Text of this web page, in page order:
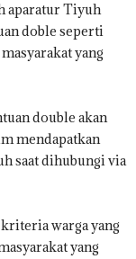
aparatur Tiyuh
doble seperti
yang
double akan
mendapatkan
saat dihubungi via
warga yang
yang